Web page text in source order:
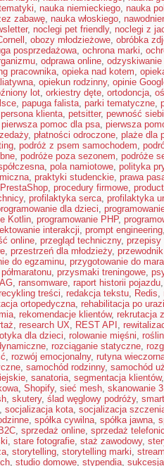
, nauka niemieckiego, nauka
zabawę, nauka włoskiego,
, noclegi pet friendly, noclegi z
, obozy młodzieżowe, obróbka
posprzedażowa, ochrona marki,
, odprawa online,
pracownika, opieka nad kotem,
, opiekun rodzinny, opinie
lot, orkiestry dęte, ortodoncja,
, papuga falista, parki tematyczne,
persona klienta, petsitter, pewność
pierwsza pomoc dla psa, pierwsza
, płatności odroczone, plaże dla
, podróż z psem samochodem,
, podróże poza sezonem, podróże
, pola namiotowe, polityka
, praktyki studenckie, prawa
PrestaShop, procedury firmowe,
, profilaktyka serca, profilaktyka
dla dzieci,
Kotlin, programowanie PHP,
interakcji, prompt engineering
online, przegląd techniczny, przepisy
, przestrzeń dla młodzieży,
do egzaminu, przygotowanie do
, przysmaki treningowe,
, ransomware, raport historii pojazdu
treści, redakcja tekstu, Redis,
ortopedyczna, rehabilitacja po
, rekomendacje klientów, rekrutacja
, research UX, REST API ,
dla dzieci, rolowanie mięśni,
, rozciąganie statyczne,
, rozwój emocjonalny, rutyna
, samochód rodzinny, samochód
, sanatoria, segmentacja klientów
, Shopify, sieć mesh, skanowanie
, skutery, ślad węglowy podróży,
, socjalizacja kota, socjalizacja
, spółka cywilna, spółka jawna,
, sprzedaż online, sprzedaż
, stare fotografie, staż zawodowy,
, storytelling, storytelling marki,
, studio domowe, stypendia,